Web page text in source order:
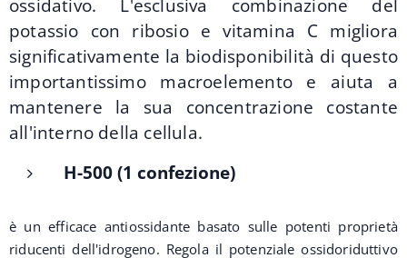
ossidativo. L'esclusiva combinazione del
potassio con ribosio e vitamina C migliora
significativamente la biodisponibilità di questo
importantissimo macroelemento e aiuta a
mantenere la sua concentrazione costante
all'interno della cellula.
H-500 (1 confezione)
è un efficace antiossidante basato sulle potenti proprietà
riducenti dell'idrogeno. Regola il potenziale ossidoriduttivo